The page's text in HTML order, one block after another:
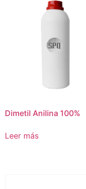
Dimetil Anilina 100%
Leer más